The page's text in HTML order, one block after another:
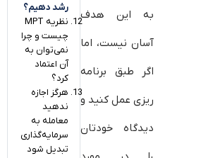
به این هدف
آسان نیست، اما
اگر طبق برنامه
ریزی عمل کنید و
دیدگاه خودتان
رشد دهیم؟
نظریه MPT
چیست و چرا
نمی‌توان به
آن اعتماد
کرد؟
هرگز اجازه
ندهید
معامله به
سرمایه‌گذاری
تبدیل شود